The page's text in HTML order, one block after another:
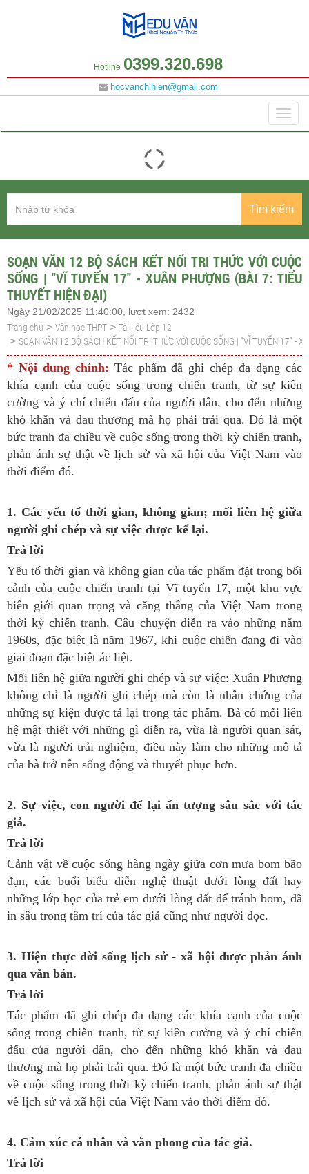
Hotline 0399.320.698
hocvanchihien@gmail.com
Tìm kiếm
SOẠN VĂN 12 BỘ SÁCH KẾT NỐI TRI THỨC VỚI CUỘC
SỐNG | "VĨ TUYẾN 17" - XUÂN PHƯỢNG (BÀI 7: TIỂU
THUYẾT HIỆN ĐẠI)
Ngày 21/02/2025 11:40:00, lượt xem: 2432
Trang chủ > Văn học THPT > Tài liệu Lớp 12
> SOẠN VĂN 12 BỘ SÁCH KẾT NỐI TRI THỨC VỚI CUỘC SỐNG | "VĨ TUYẾN 17" -
* Nội dung chính: Tác phẩm đã ghi chép đa dạng các
khía cạnh của cuộc sống trong chiến tranh, từ sự kiên
cường và ý chí chiến đấu của người dân, cho đến những
khó khăn và đau thương mà họ phải trải qua. Đó là một
bức tranh đa chiều về cuộc sống trong thời kỳ chiến tranh,
phản ánh sự thật về lịch sử và xã hội của Việt Nam vào
thời điểm đó.
1. Các yếu tố thời gian, không gian; mối liên hệ giữa
người ghi chép và sự việc được kể lại.
Trả lời
Yếu tố thời gian và không gian của tác phẩm đặt trong bối
cảnh của cuộc chiến tranh tại Vĩ tuyến 17, một khu vực
biên giới quan trọng và căng thẳng của Việt Nam trong
thời kỳ chiến tranh. Câu chuyện diễn ra vào những năm
1960s, đặc biệt là năm 1967, khi cuộc chiến đang đi vào
giai đoạn đặc biệt ác liệt.
Mối liên hệ giữa người ghi chép và sự việc: Xuân Phượng
không chỉ là người ghi chép mà còn là nhân chứng của
những sự kiện được tả lại trong tác phẩm. Bà có mối liên
hệ mật thiết với những gì diễn ra, vừa là người quan sát,
vừa là người trải nghiệm, điều này làm cho những mô tả
của bà trở nên sống động và thuyết phục hơn.
2. Sự việc, con người để lại ấn tượng sâu sắc với tác
giả.
Trả lời
Cảnh vật về cuộc sống hàng ngày giữa cơn mưa bom bão
đạn, các buổi biểu diễn nghệ thuật dưới lòng đất hay
những lớp học của trẻ em dưới lòng đất để tránh bom, đã
in sâu trong tâm trí của tác giả cũng như người đọc.
3. Hiện thực đời sống lịch sử - xã hội được phản ánh
qua văn bản.
Trả lời
Tác phẩm đã ghi chép đa dạng các khía cạnh của cuộc
sống trong chiến tranh, từ sự kiên cường và ý chí chiến
đấu của người dân, cho đến những khó khăn và đau
thương mà họ phải trải qua. Đó là một bức tranh đa chiều
về cuộc sống trong thời kỳ chiến tranh, phản ánh sự thật
về lịch sử và xã hội của Việt Nam vào thời điểm đó.
4. Cảm xúc cá nhân và văn phong của tác giả.
Trả lời